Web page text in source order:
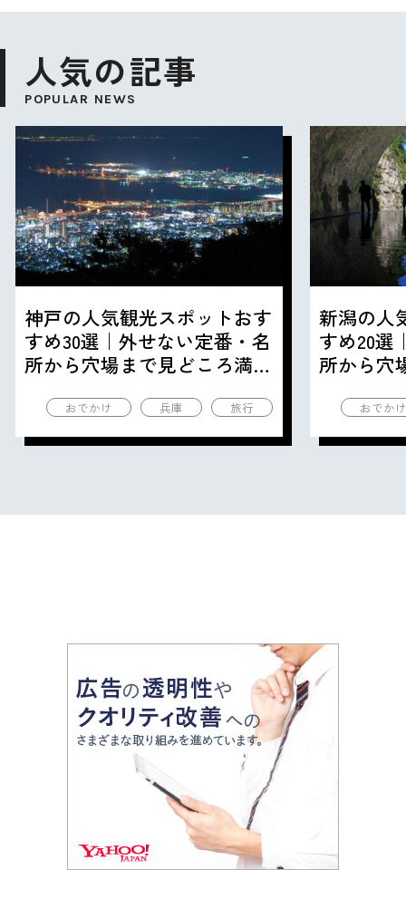
人気の記事
POPULAR NEWS
神戸の人気観光スポットおす
すめ30選｜外せない定番・名
所から穴場まで見どころ満載
おでかけ 兵庫 旅行
新潟の人
すめ20選
所から穴
おでか